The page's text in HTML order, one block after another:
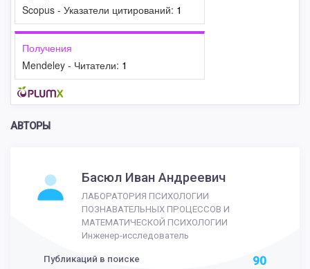
Scopus - Указатели цитирований: 1
Получения
Mendeley - Читатели: 1
АВТОРЫ
Басюл Иван Андреевич
ЛАБОРАТОРИЯ ПСИХОЛОГИИ
ПОЗНАВАТЕЛЬНЫХ ПРОЦЕССОВ И
МАТЕМАТИЧЕСКОЙ ПСИХОЛОГИИ
Инженер-исследователь
Публикаций в поиске 90